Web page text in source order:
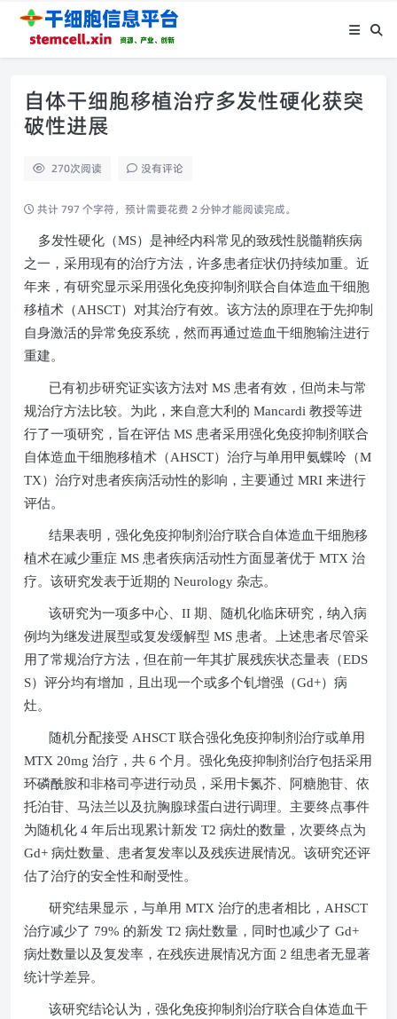
自体干细胞移植治疗多发性硬化获突
破性进展
270次阅读 没有评论
共计 797 个字符，预计需要花费 2 分钟才能阅读完成。
多发性硬化（MS）是神经内科常见的致残性脱髓鞘疾病
之一，采用现有的治疗方法，许多患者症状仍持续加重。近
年来，有研究显示采用强化免疫抑制剂联合自体造血干细胞
移植术（AHSCT）对其治疗有效。该方法的原理在于先抑制
自身激活的异常免疫系统，然而再通过造血干细胞输注进行
重建。
已有初步研究证实该方法对 MS 患者有效，但尚未与常
规治疗方法比较。为此，来自意大利的 Mancardi 教授等进
行了一项研究，旨在评估 MS 患者采用强化免疫抑制剂联合
自体造血干细胞移植术（AHSCT）治疗与单用甲氨蝶呤（M
TX）治疗对患者疾病活动性的影响，主要通过 MRI 来进行
评估。
结果表明，强化免疫抑制剂治疗联合自体造血干细胞移
植术在减少重症 MS 患者疾病活动性方面显著优于 MTX 治
疗。该研究发表于近期的 Neurology 杂志。
该研究为一项多中心、 II 期、随机化临床研究，纳入病
例均为继发进展型或复发缓解型 MS 患者。上述患者尽管采
用了常规治疗方法，但在前一年其扩展残疾状态量表（EDS
S）评分均有增加，且出现一个或多个钆增强（Gd+）病
灶。
随机分配接受 AHSCT 联合强化免疫抑制剂治疗或单用
MTX 20mg 治疗，共 6 个月。强化免疫抑制剂治疗包括采用
环磷酰胺和非格司亭进行动员，采用卡氮芥、阿糖胞苷、依
托泊苷、马法兰以及抗胸腺球蛋白进行调理。主要终点事件
为随机化 4 年后出现累计新发 T2 病灶的数量，次要终点为
Gd+ 病灶数量、患者复发率以及残疾进展情况。该研究还评
估了治疗的安全性和耐受性。
研究结果显示，与单用 MTX 治疗的患者相比， AHSCT
治疗减少了 79% 的新发 T2 病灶数量，同时也减少了 Gd+
病灶数量以及复发率，在残疾进展情况方面 2 组患者无显著
统计学差异。
该研究结论认为，强化免疫抑制剂治疗联合自体造血干